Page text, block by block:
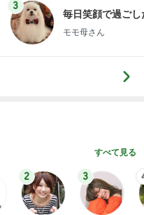
3
毎日笑顔で過ごし
モモ母さん
すべて見る
2 3